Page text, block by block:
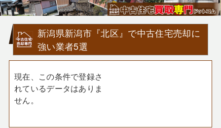
新潟県新潟市『北区』で中古住宅売却に
強い業者5選
現在、この条件で登録さ
れているデータはありま
せん。